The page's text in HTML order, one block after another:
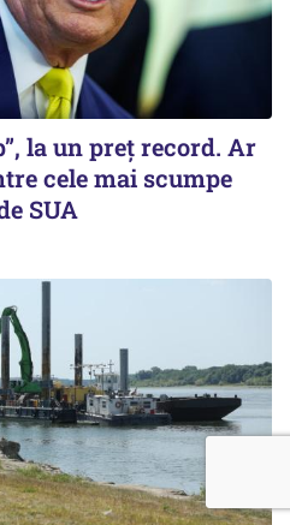
la un preț record. Ar
cele mai scumpe
SUA